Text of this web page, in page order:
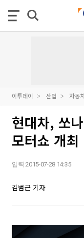
이투데이 산업 자동
현대차, 쏘
모터쇼 개최
입력 2015-07-28 14:35
김범근 기자